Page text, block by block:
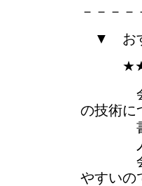
－－－－
▼ お
会議の
の技術に
書か
人を
会議の
やすいの